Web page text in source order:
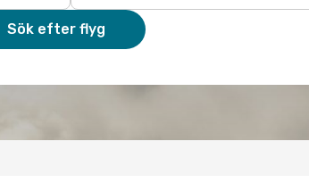
Sök efter flyg